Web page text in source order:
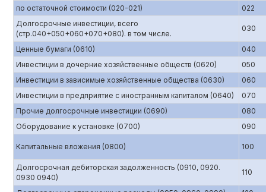
по остаточной стоимости (020-021)
022
Долгосрочные инвестиции, всего
(стр.040+050+060+070+080). в том числе.
030
Ценные бумаги (0610)
040
Инвестиции в дочерние хозяйственные обществ (0620)
050
Инвестиции в зависимые хозяйственные общества (0630)
060
Инвестиции в предприятие с иностранным капиталом (0640)
070
Прочие долгосрочные инвестиции (0690)
080
Оборудование к установке (0700)
090
Капитальные вложения (0800) 100
Долгосрочная дебиторская задолженность (0910, 0920.
0930 0940)
110